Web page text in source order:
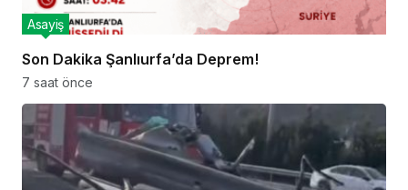
Son Dakika Şanlıurfa’da Deprem!
Asayiş
7 saat önce